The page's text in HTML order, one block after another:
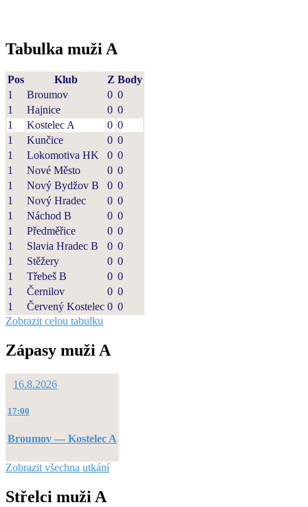
Tabulka muži A
Pos Klub Z Body
1
Broumov 0 0
1
Hajnice 0 0
1
Kostelec A 0 0
1
Kunčice 0 0
1
Lokomotiva HK 0 0
1
Nové Město 0 0
1
Nový Bydžov B 0 0
1
Nový Hradec 0 0
1
Náchod B 0 0
1
Předměřice 0 0
1
Slavia Hradec B 0 0
1
Stěžery 0 0
1
Třebeš B 0 0
1
Černilov 0 0
1
Červený Kostelec 0 0
Zobrazit celou tabulku
Zápasy muži A
16.8.2026
17:00
Broumov — Kostelec A
Zobrazit všechna utkání
Střelci muži A